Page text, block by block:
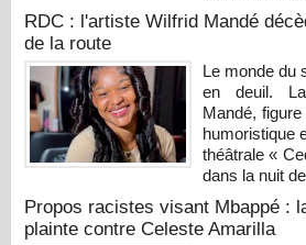
RDC : l'artiste Wilfrid Mandé
de la route
Le monde du
en deuil.
Mandé,
humoristique
théâtrale «
dans la nuit
Propos racistes visant Mbappé :
plainte contre Celeste Amarilla